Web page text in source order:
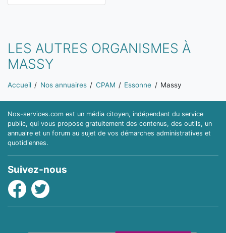
LES AUTRES ORGANISMES À
MASSY
Vous êtes ici:
Accueil Nos annuaires CPAM Essonne Massy
Nos-services.com est un média citoyen, indépendant du service
public, qui vous propose gratuitement des contenus, des outils, un
annuaire et un forum au sujet de vos démarches administratives et
quotidiennes.
Suivez-nous
Facebook
Twitter